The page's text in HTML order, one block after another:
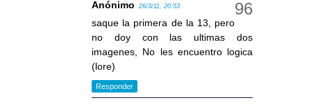
Anónimo 26/3/11, 20:53
saque la primera de la 13, pero
no doy con las ultimas dos
imagenes, No les encuentro logica
(lore)
Responder